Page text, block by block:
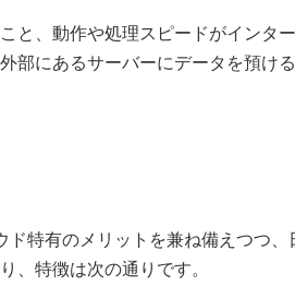
と、動作や処理スピードがインタ
部にあるサーバーにデータを預け
特有のメリットを兼ね備えつつ、
、特徴は次の通りです。